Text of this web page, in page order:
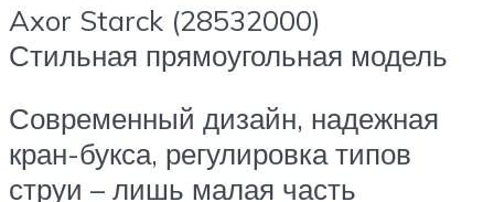
Axor Starck (28532000)
Стильная прямоугольная модель
Современный дизайн, надежная
кран-букса, регулировка типов
струи – лишь малая часть